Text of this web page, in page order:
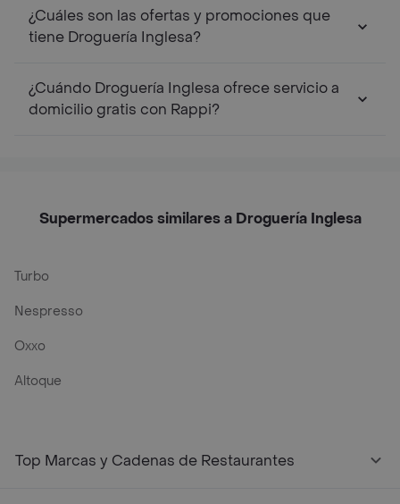
¿Cuáles son las ofertas y promociones que
tiene Droguería Inglesa?
¿Cuándo Droguería Inglesa ofrece servicio a
domicilio gratis con Rappi?
Supermercados similares a Droguería Inglesa
Turbo
Nespresso
Oxxo
Altoque
Top Marcas y Cadenas de Restaurantes